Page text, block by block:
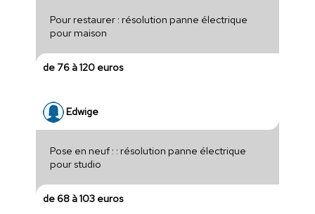
Pour restaurer : résolution panne électrique
pour maison
de 76 à 120 euros
Edwige
Pose en neuf : : résolution panne électrique
pour studio
de 68 à 103 euros